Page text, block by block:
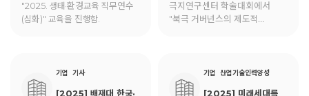
"2025. 생태·환경교육 직무연수
(심화)" 교육을 진행함.
극지연구센터 학술대회에서
"북극 거버넌스의 제도적
기업 기사
[2025] 배재대 한국·
기업 산업기술인력양성
[2025] 미래세대를